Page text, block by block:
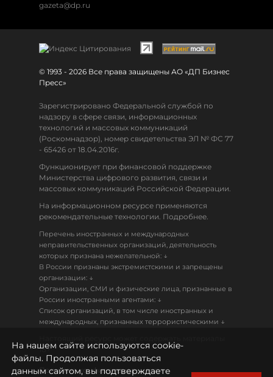
gazeta@dp.ru
© 1993 - 2026 Все права защищены АО «ДП Бизнес
Пресс»
Зарегистрировано Федеральной службой по
надзору в сфере связи, информационных
технологий и массовых коммуникаций
(Роскомнадзор), номер свидетельства ЭЛ № ФС 77
- 65426 от 18.04.2016г.
Функционирует при финансовой поддержке
Министерства цифрового развития, связи и
массовых коммуникаций Российской Федерации.
На информационном ресурсе применяются
рекомендательные технологии. Подробнее.
Перечень иностранных и международных
неправительственных организаций, деятельность
которых признана нежелательной: ↓
В России признаны экстремистскими и запрещены
организации: ↓
Организации, СМИ и физические лица, признанные в
России иностранными агентами: ↓
Список организаций, в том числе иностранных и
международных, признанных террористическими ↓
18+
Политика конфиденциальности
На нашем сайте используются cookie-
файлы. Продолжая пользоваться
данным сайтом, вы подтверждаете